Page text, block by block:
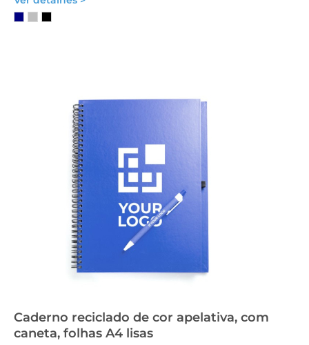
Caderno reciclado de cor apelativa, com
caneta, folhas A4 lisas